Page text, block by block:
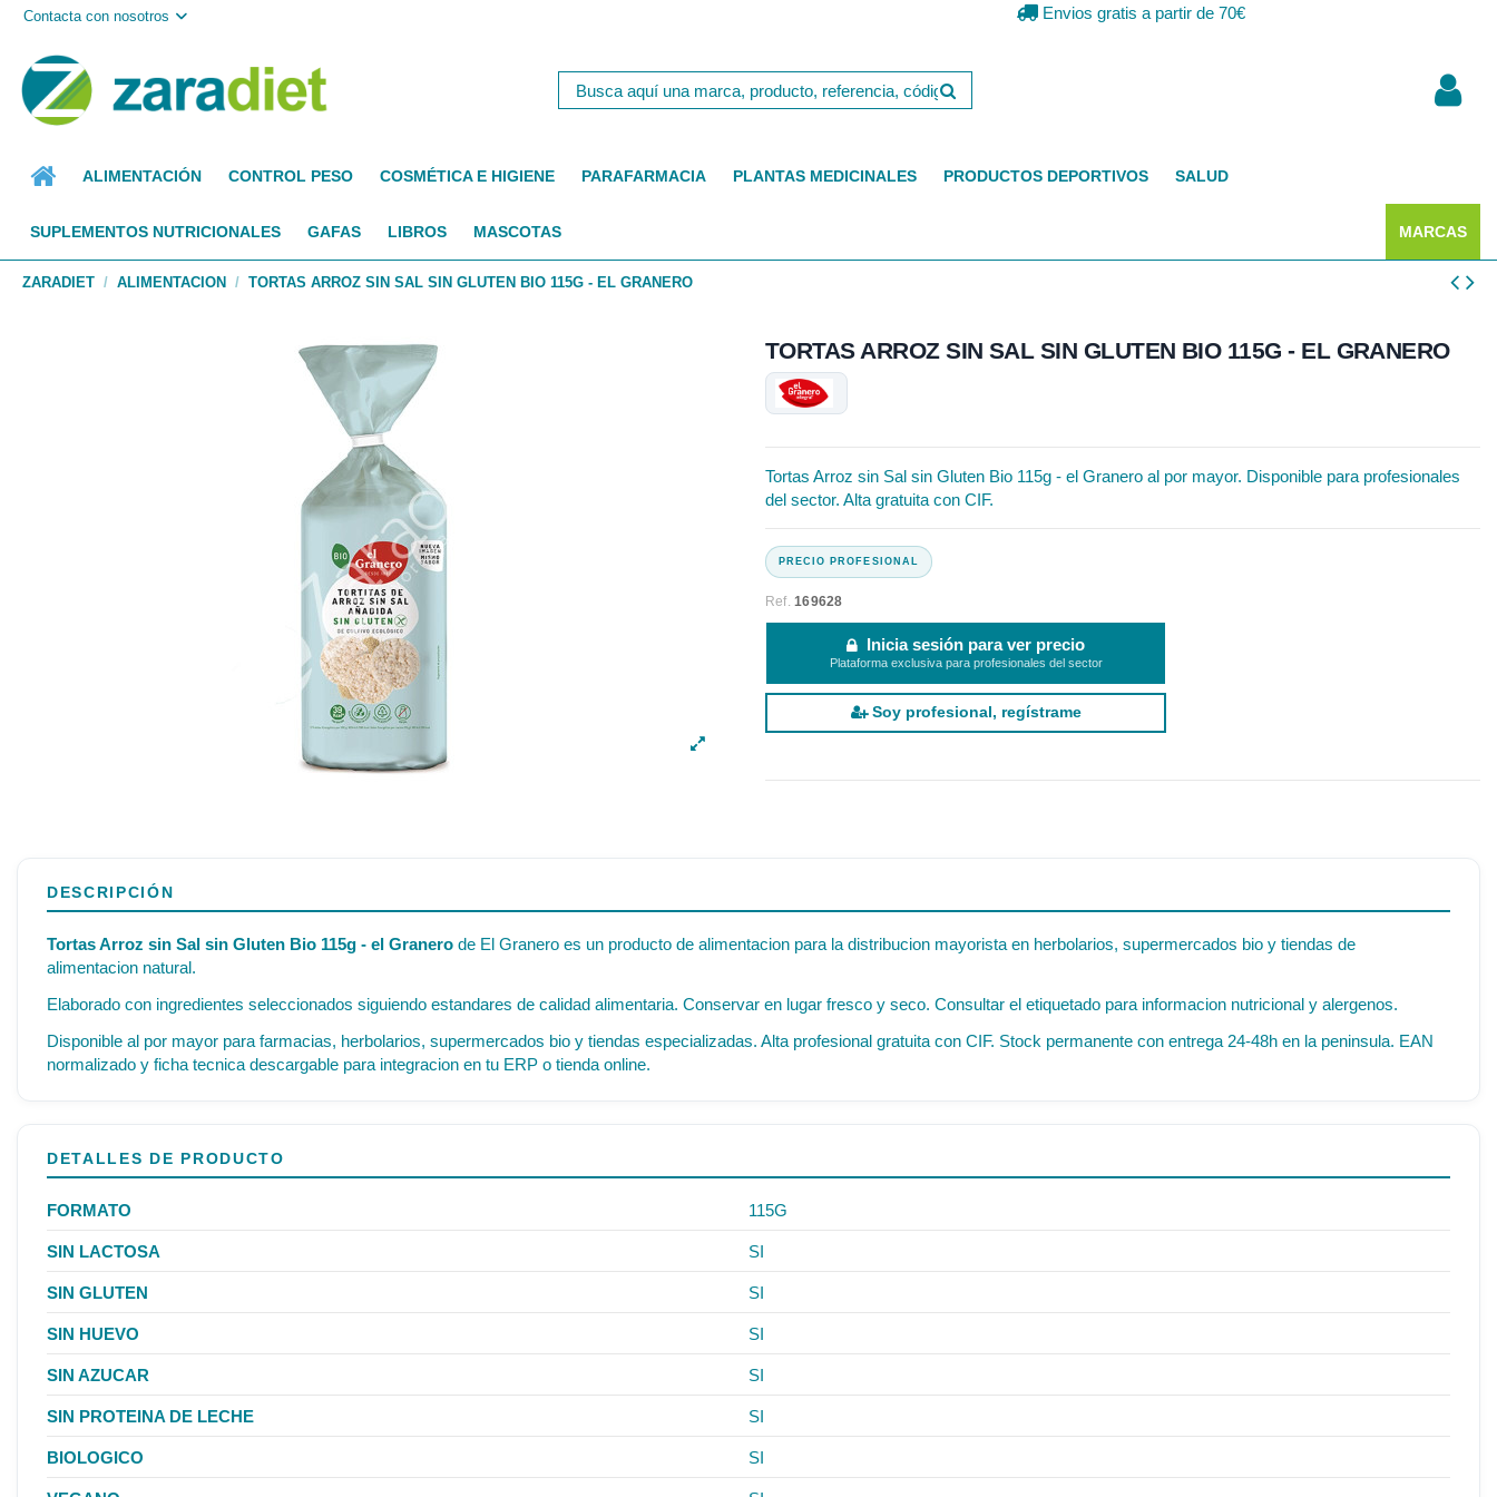
Contacta con nosotros Envios gratis a partir de 70€
ALIMENTACIÓN CONTROL PESO COSMÉTICA E HIGIENE PARAFARMACIA PLANTAS MEDICINALES PRODUCTOS DEPORTIVOS SALUD
SUPLEMENTOS NUTRICIONALES GAFAS LIBROS MASCOTAS MARCAS
ZARADIET ALIMENTACION TORTAS ARROZ SIN SAL SIN GLUTEN BIO 115G - EL GRANERO
TORTAS ARROZ SIN SAL SIN GLUTEN BIO 115G - EL GRANERO
Tortas Arroz sin Sal sin Gluten Bio 115g - el Granero al por mayor. Disponible para profesionales
del sector. Alta gratuita con CIF.
Ref.169628
Inicia sesión para ver precio
Plataforma exclusiva para profesionales del sector
Soy profesional, regístrame
DESCRIPCIÓN
Tortas Arroz sin Sal sin Gluten Bio 115g - el Granero de El Granero es un producto de alimentacion para la distribucion mayorista en herbolarios, supermercados bio y tiendas de
alimentacion natural.
Elaborado con ingredientes seleccionados siguiendo estandares de calidad alimentaria. Conservar en lugar fresco y seco. Consultar el etiquetado para informacion nutricional y alergenos.
Disponible al por mayor para farmacias, herbolarios, supermercados bio y tiendas especializadas. Alta profesional gratuita con CIF. Stock permanente con entrega 24-48h en la peninsula. EAN
normalizado y ficha tecnica descargable para integracion en tu ERP o tienda online.
DETALLES DE PRODUCTO
FORMATO 115G
SIN LACTOSA SI
SIN GLUTEN SI
SIN HUEVO SI
SIN AZUCAR SI
SIN PROTEINA DE LECHE SI
BIOLOGICO SI